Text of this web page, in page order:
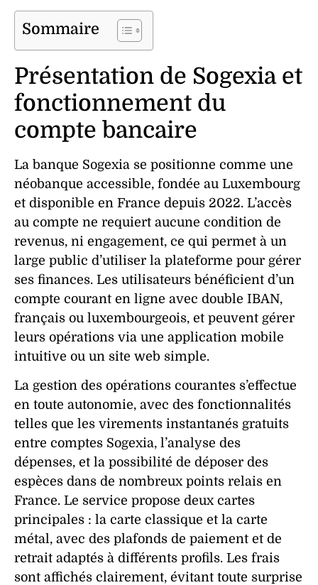
Sommaire
Présentation de Sogexia et
fonctionnement du
compte bancaire
La banque Sogexia se positionne comme une
néobanque accessible, fondée au Luxembourg
et disponible en France depuis 2022. L’accès
au compte ne requiert aucune condition de
revenus, ni engagement, ce qui permet à un
large public d’utiliser la plateforme pour gérer
ses finances. Les utilisateurs bénéficient d’un
compte courant en ligne avec double IBAN,
français ou luxembourgeois, et peuvent gérer
leurs opérations via une application mobile
intuitive ou un site web simple.
La gestion des opérations courantes s’effectue
en toute autonomie, avec des fonctionnalités
telles que les virements instantanés gratuits
entre comptes Sogexia, l’analyse des
dépenses, et la possibilité de déposer des
espèces dans de nombreux points relais en
France. Le service propose deux cartes
principales : la carte classique et la carte
métal, avec des plafonds de paiement et de
retrait adaptés à différents profils. Les frais
sont affichés clairement, évitant toute surprise